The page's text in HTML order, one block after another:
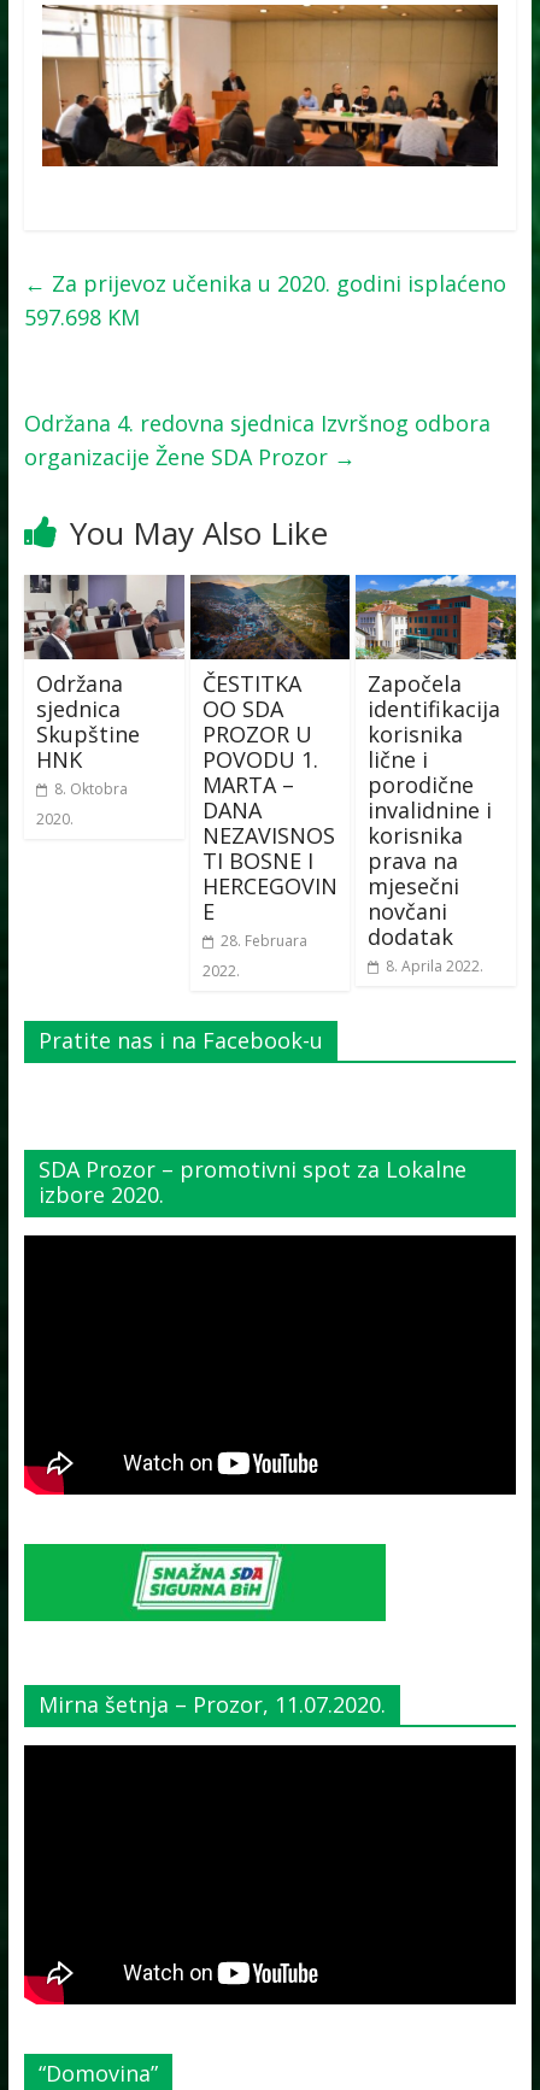
← Za prijevoz učenika u 2020. godini isplaćeno
597.698 KM
Održana 4. redovna sjednica Izvršnog odbora
organizacije Žene SDA Prozor →
You May Also Like
Održana
sjednica
Skupštine
HNK
8. Oktobra
2020.
ČESTITKA
OO SDA
PROZOR U
POVODU 1.
MARTA –
DANA
NEZAVISNOS
TI BOSNE I
HERCEGOVIN
E
28. Februara
2022.
Započela
identifikacija
korisnika
lične i
porodične
invalidnine i
korisnika
prava na
mjesečni
novčani
dodatak
8. Aprila 2022.
Pratite nas i na Facebook-u
SDA Prozor – promotivni spot za Lokalne
izbore 2020.
Mirna šetnja – Prozor, 11.07.2020.
“Domovina”